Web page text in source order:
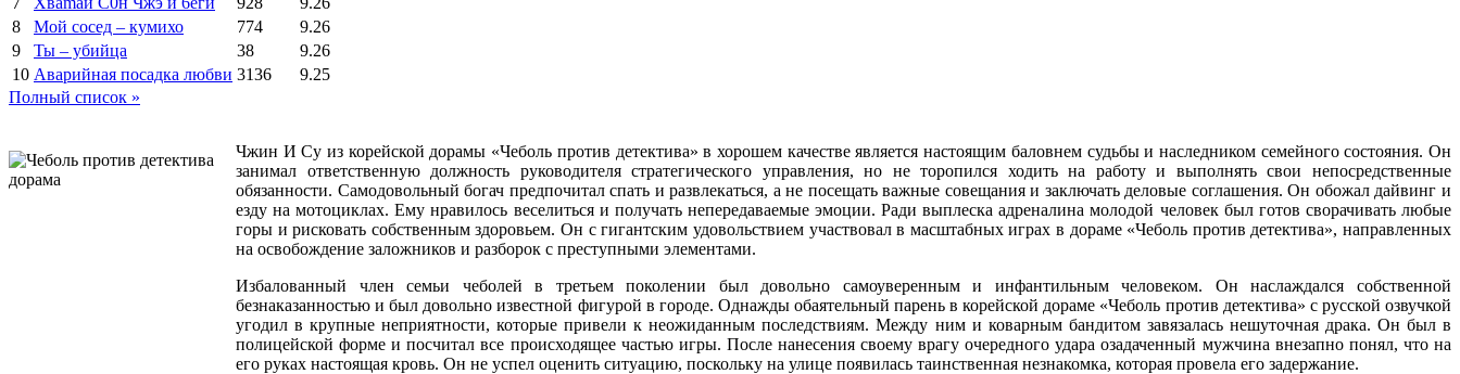
8
Мой сосед – кумихо 774
9.26
9
Ты – убийца 38
9.26
10 Аварийная посадка любви 3136
9.25
Полный список »
Чжин И Су из корейской дорамы «Чеболь против детектива» в хорошем качестве является настоящим баловнем судьбы и наследником семейного состояния. Он
занимал ответственную должность руководителя стратегического управления, но не торопился ходить на работу и выполнять свои непосредственные
обязанности. Самодовольный богач предпочитал спать и развлекаться, а не посещать важные совещания и заключать деловые соглашения. Он обожал дайвинг и
езду на мотоциклах. Ему нравилось веселиться и получать непередаваемые эмоции. Ради выплеска адреналина молодой человек был готов сворачивать любые
горы и рисковать собственным здоровьем. Он с гигантским удовольствием участвовал в масштабных играх в дораме «Чеболь против детектива», направленных
на освобождение заложников и разборок с преступными элементами.
Избалованный член семьи чеболей в третьем поколении был довольно самоуверенным и инфантильным человеком. Он наслаждался собственной
безнаказанностью и был довольно известной фигурой в городе. Однажды обаятельный парень в корейской дораме «Чеболь против детектива» с русской озвучкой
угодил в крупные неприятности, которые привели к неожиданным последствиям. Между ним и коварным бандитом завязалась нешуточная драка. Он был в
полицейской форме и посчитал все происходящее частью игры. После нанесения своему врагу очередного удара озадаченный мужчина внезапно понял, что на
его руках настоящая кровь. Он не успел оценить ситуацию, поскольку на улице появилась таинственная незнакомка, которая провела его задержание.